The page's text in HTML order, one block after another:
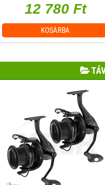
12 780 Ft
KOSÁRBA